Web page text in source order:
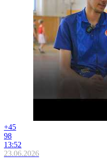
+45
98
13:52
23.06.2026